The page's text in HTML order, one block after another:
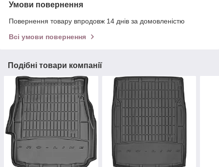
Умови повернення
Повернення товару впродовж 14 днів за домовленістю
Всі умови повернення
Подібні товари компанії